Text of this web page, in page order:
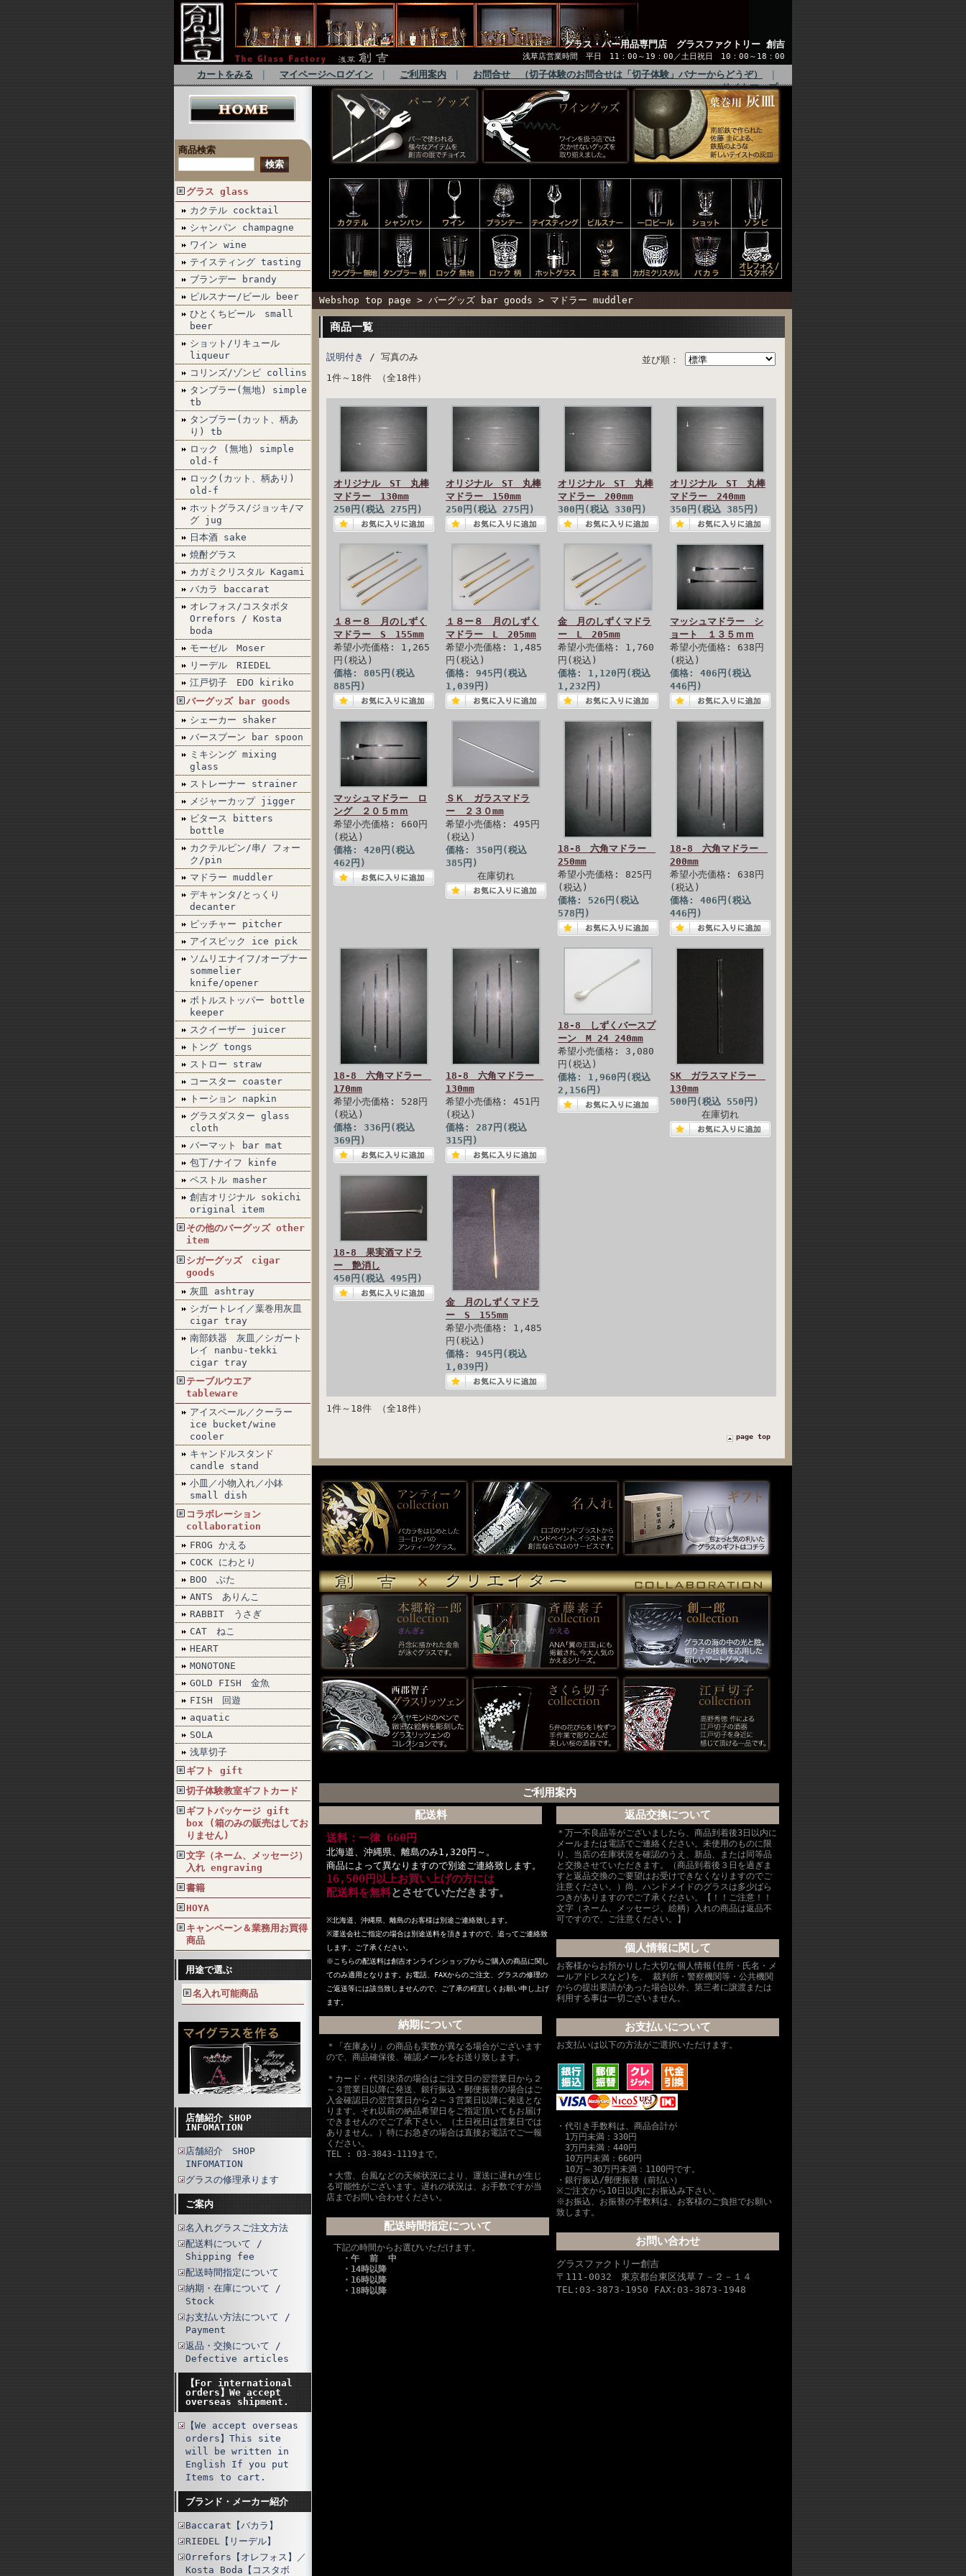
グラス・バー用品専門店 グラスファクトリー 創吉
浅草店営業時間 平日 11：00～19：00／土日祝日 10：00～18：00
カートをみる マイページへログイン ご利用案内 お問合せ （切子体験のお問合せは「切子体験」バナーからどうぞ）
サイトマップ
商品検索
グラス glass
カクテル cocktail
シャンパン champagne
ワイン wine
テイスティング tasting
ブランデー brandy
ピルスナー/ビール beer
ひとくちビール small
beer
ショット/リキュール
liqueur
コリンズ/ゾンビ collins
タンブラー(無地) simple
tb
タンブラー(カット、柄あ
り) tb
ロック (無地) simple
old-f
ロック(カット、柄あり)
old-f
ホットグラス/ジョッキ/マ
グ jug
日本酒 sake
焼酎グラス
カガミクリスタル Kagami
バカラ baccarat
オレフォス/コスタボタ
Orrefors / Kosta
boda
モーゼル Moser
リーデル RIEDEL
江戸切子 EDO kiriko
バーグッズ bar goods
シェーカー shaker
バースプーン bar spoon
ミキシング mixing
glass
ストレーナー strainer
メジャーカップ jigger
ビタース bitters
bottle
カクテルピン/串/ フォー
ク/pin
マドラー muddler
デキャンタ/とっくり
decanter
ピッチャー pitcher
アイスピック ice pick
ソムリエナイフ/オープナー
sommelier
knife/opener
ボトルストッパー bottle
keeper
スクイーザー juicer
トング tongs
ストロー straw
コースター coaster
トーション napkin
グラスダスター glass
cloth
バーマット bar mat
包丁/ナイフ kinfe
ペストル masher
創吉オリジナル sokichi
original item
その他のバーグッズ other
item
シガーグッズ cigar
goods
灰皿 ashtray
シガートレイ／葉巻用灰皿
cigar tray
南部鉄器 灰皿／シガート
レイ nanbu-tekki
cigar tray
テーブルウエア
tableware
アイスペール／クーラー
ice bucket/wine
cooler
キャンドルスタンド
candle stand
小皿／小物入れ／小鉢
small dish
コラボレーション
collaboration
FROG かえる
COCK にわとり
BOO ぶた
ANTS ありんこ
RABBIT うさぎ
CAT ねこ
HEART
MONOTONE
GOLD FISH 金魚
FISH 回遊
aquatic
SOLA
浅草切子
ギフト gift
切子体験教室ギフトカード
ギフトパッケージ gift
box (箱のみの販売はしてお
りません)
文字（ネーム、メッセージ）
入れ engraving
書籍
HOYA
キャンペーン＆業務用お買得
商品
用途で選ぶ
名入れ可能商品
店舗紹介 SHOP
INFOMATION
店舗紹介 SHOP
INFOMATION
グラスの修理承ります
ご案内
名入れグラスご注文方法
配送料について /
Shipping fee
配送時間指定について
納期・在庫について /
Stock
お支払い方法について /
Payment
返品・交換について /
Defective articles
【For international
orders】We accept
overseas shipment.
【We accept overseas
orders】This site
will be written in
English If you put
Items to cart.
ブランド・メーカー紹介
Baccarat【バカラ】
RIEDEL【リーデル】
Orrefors【オレフォス】／
Kosta Boda【コスタボ
Webshop top page > バーグッズ bar goods > マドラー muddler
商品一覧
並び順：
説明付き
/ 写真のみ
1件～18件 （全18件）
オリジナル ST 丸棒
マドラー 130mm
250円(税込 275円)
オリジナル ST 丸棒
マドラー 150mm
250円(税込 275円)
オリジナル ST 丸棒
マドラー 200mm
300円(税込 330円)
オリジナル ST 丸棒
マドラー 240mm
350円(税込 385円)
１８ー８ 月のしずく
マドラー S 155mm
希望小売価格: 1,265
円(税込)
価格: 805円(税込
885円)
１８ー８ 月のしずく
マドラー L 205mm
希望小売価格: 1,485
円(税込)
価格: 945円(税込
1,039円)
金 月のしずくマドラ
ー L 205mm
希望小売価格: 1,760
円(税込)
価格: 1,120円(税込
1,232円)
マッシュマドラー シ
ョート １３５ｍｍ
希望小売価格: 638円
(税込)
価格: 406円(税込
446円)
マッシュマドラー ロ
ング ２０５ｍｍ
希望小売価格: 660円
(税込)
価格: 420円(税込
462円)
ＳＫ ガラスマドラ
ー ２３０mm
希望小売価格: 495円
(税込)
価格: 350円(税込
385円)
在庫切れ
18-8 六角マドラー
250mm
希望小売価格: 825円
(税込)
価格: 526円(税込
578円)
18-8 六角マドラー
200mm
希望小売価格: 638円
(税込)
価格: 406円(税込
446円)
18-8 六角マドラー
170mm
希望小売価格: 528円
(税込)
価格: 336円(税込
369円)
18-8 六角マドラー
130mm
希望小売価格: 451円
(税込)
価格: 287円(税込
315円)
18-8 しずくバースプ
ーン M 24 240mm
希望小売価格: 3,080
円(税込)
価格: 1,960円(税込
2,156円)
SK ガラスマドラー
130mm
500円(税込 550円)
在庫切れ
18-8 果実酒マドラ
ー 艶消し
450円(税込 495円)
金 月のしずくマドラ
ー S 155mm
希望小売価格: 1,485
円(税込)
価格: 945円(税込
1,039円)
1件～18件 （全18件）
page top
ご利用案内
配送料
送料：一律 660円
北海道、沖縄県、離島のみ1,320円～。
商品によって異なりますので別途ご連絡致します。
16,500円以上お買い上げの方には
配送料を無料とさせていただきます。
※北海道、沖縄県、離島のお客様は別途ご連絡致します。
※運送会社ご指定の場合は別途送料を頂きますので、追ってご連絡致
します。ご了承ください。
※こちらの配送料は創吉オンラインショップからご購入の商品に関し
てのみ適用となります。お電話、FAXからのご注文、グラスの修理の
ご返送等には該当致しませんので、ご了承の程宜しくお願い申し上げ
ます。
納期について
＊「在庫あり」の商品も実数が異なる場合がございます
ので、商品確保後、確認メールをお送り致します。
＊カード・代引決済の場合はご注文日の翌営業日から２
～３営業日以降に発送、銀行振込・郵便振替の場合はご
入金確認日の翌営業日から２～３営業日以降に発送とな
ります。それ以前の納品希望日をご指定頂いてもお届け
できませんのでご了承下さい。（土日祝日は営業日では
ありません。）特にお急ぎの場合は直接お電話でご一報
ください。
TEL : 03-3843-1119まで。
＊大雪、台風などの天候状況により、運送に遅れが生じ
る可能性がございます。遅れの状況は、お手数ですが当
店までお問い合わせください。
配送時間指定について
下記の時間からお選びいただけます。
・午 前 中
・14時以降
・16時以降
・18時以降
返品交換について
＊万一不良品等がございましたら、商品到着後3日以内に
メールまたは電話でご連絡ください。未使用のものに限
り、当店の在庫状況を確認のうえ、新品、または同等品
と交換させていただきます。（商品到着後３日を過ぎま
すと返品交換のご要望はお受けできなくなりますのでご
注意ください。）尚、ハンドメイドのグラスは多少ばら
つきがありますのでご了承ください。【！！ご注意！！
文字（ネーム、メッセージ、絵柄）入れの商品は返品不
可ですので、ご注意ください。】
個人情報に関して
お客様からお預かりした大切な個人情報(住所・氏名・メ
ールアドレスなど)を、 裁判所・警察機関等・公共機関
からの提出要請があった場合以外、第三者に譲渡または
利用する事は一切ございません。
お支払いについて
お支払いは以下の方法がご選択いただけます。
・代引き手数料は、商品合計が
1万円未満：330円
3万円未満：440円
10万円未満：660円
10万～30万円未満：1100円です。
・銀行振込/郵便振替（前払い）
※ご注文から10日以内にお振込み下さい。
※お振込、お振替の手数料は、お客様のご負担でお願い
致します。
お問い合わせ
グラスファクトリー創吉
〒111-0032 東京都台東区浅草７－２－１４
TEL:03-3873-1950 FAX:03-3873-1948